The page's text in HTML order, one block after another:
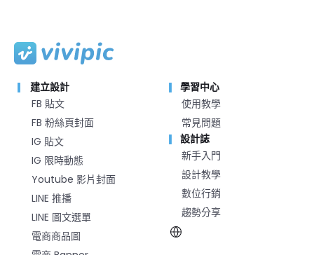
建立設計
FB 貼文
FB 粉絲頁封面
IG 貼文
IG 限時動態
Youtube 影片封面
LINE 推播
LINE 圖文選單
電商商品圖
學習中心
使用教學
常見問題
設計誌
新手入門
設計教學
數位行銷
趨勢分享